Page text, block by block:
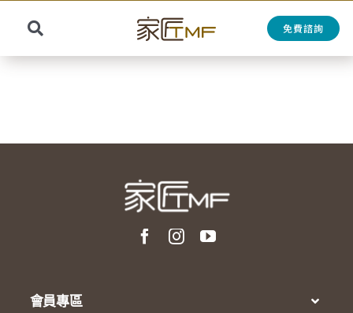
content
Toggle
Navigation
Search
免費諮詢
會員專區